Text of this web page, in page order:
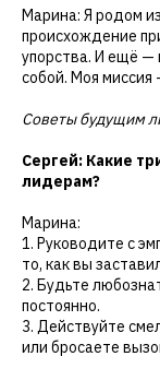
Марина: Я родом
происхождение
упорства. И ещё —
собой. Моя миссия
Советы будущим
Сергей: Какие
лидерам?
Марина:
1. Руководите с
то, как вы
2. Будьте
постоянно.
3. Действуйте
или бросаете